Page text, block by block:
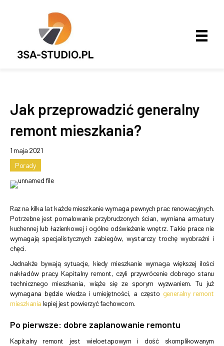
Jak przeprowadzić generalny
remont mieszkania?
1 maja 2021
Porady
Raz na kilka lat każde mieszkanie wymaga pewnych prac renowacyjnych.
Potrzebne jest pomalowanie przybrudzonych ścian, wymiana armatury
kuchennej lub łazienkowej i ogólne odświeżenie wnętrz. Takie prace nie
wymagają specjalistycznych zabiegów, wystarczy trochę wyobraźni i
chęci.
Jednakże bywają sytuacje, kiedy mieszkanie wymaga większej ilości
nakładów pracy. Kapitalny remont, czyli przywrócenie dobrego stanu
technicznego mieszkania, wiąże się ze sporym wyzwaniem. Tu już
wymagana będzie wiedza i umiejętności, a często generalny remont
mieszkania lepiej jest powierzyć fachowcom.
Po pierwsze: dobre zaplanowanie remontu
Kapitalny remont jest wieloetapowym i dość skomplikowanym